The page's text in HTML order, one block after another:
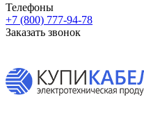
Телефоны
+7 (800) 777-94-78
Заказать звонок